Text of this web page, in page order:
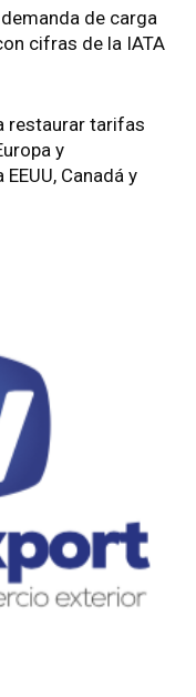
de carga
cifras de la IATA
restaurar tarifas
y
Canadá y